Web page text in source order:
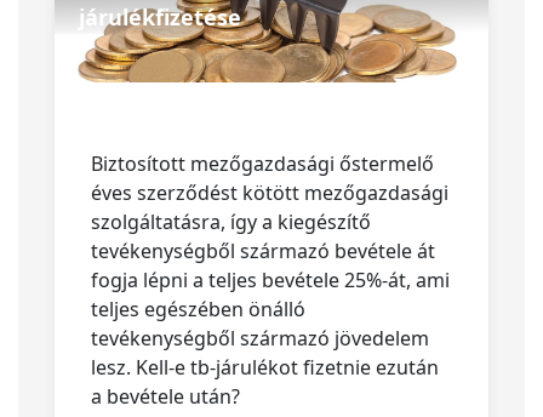
járulékfizetése
Biztosított mezőgazdasági őstermelő
éves szerződést kötött mezőgazdasági
szolgáltatásra, így a kiegészítő
tevékenységből származó bevétele át
fogja lépni a teljes bevétele 25%-át, ami
teljes egészében önálló
tevékenységből származó jövedelem
lesz. Kell-e tb-járulékot fizetnie ezután
a bevétele után?